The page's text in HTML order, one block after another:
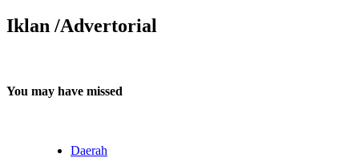
Iklan /Advertorial
You may have missed
Daerah